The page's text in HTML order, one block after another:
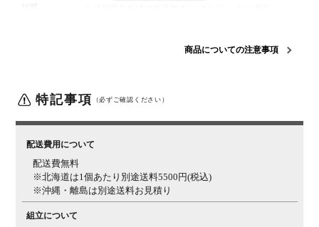
梱包サイズ 幅860×奥行860×高さ130mm
備考 脚裏 / 傷防止用フェルト付き
ご注意
など1品ごとに個体差があります。
商品ページの写真と異なる場合がございますので、予め
商品についての注意事項
特記事項 （必ずご確認ください）
配送費用について
配送費無料
※北海道は1個あたり別途送料5500円(税込)
※沖縄・離島は別途送料お見積り
組立について